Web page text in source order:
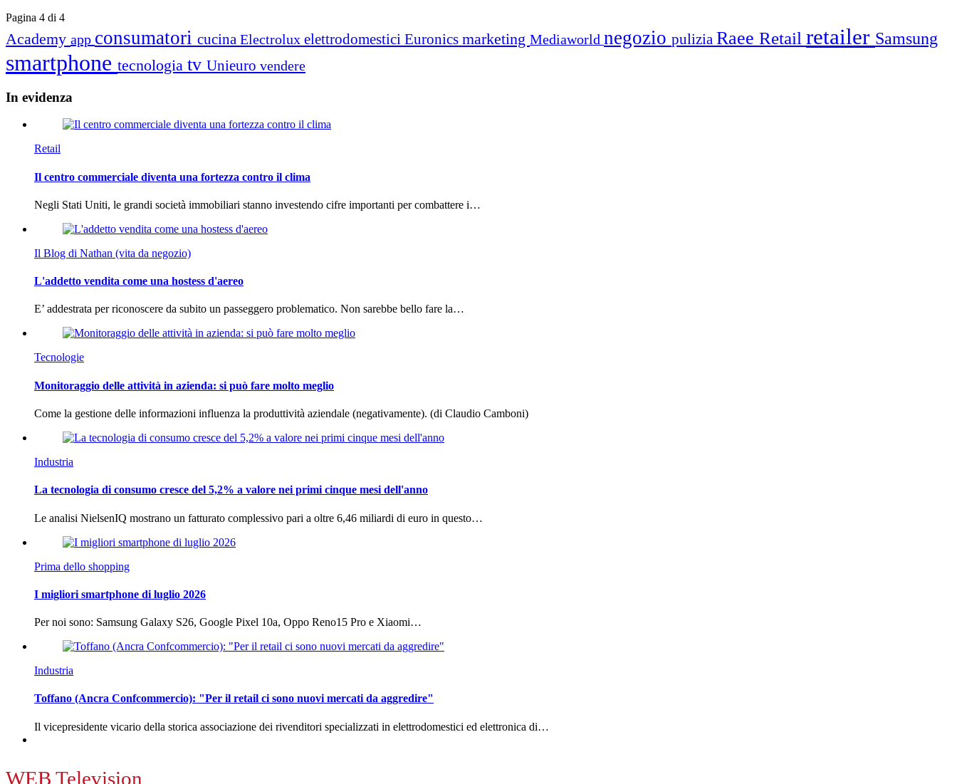
Pagina 4 di 4
Academy app consumatori cucina Electrolux elettrodomestici Euronics marketing Mediaworld negozio pulizia Raee Retail retailer Samsung
smartphone tecnologia tv Unieuro vendere
In evidenza
Retail
Il centro commerciale diventa una fortezza contro il clima
Negli Stati Uniti, le grandi società immobiliari stanno investendo cifre importanti per combattere i…
Il Blog di Nathan (vita da negozio)
L'addetto vendita come una hostess d'aereo
E’ addestrata per riconoscere da subito un passeggero problematico. Non sarebbe bello fare la…
Tecnologie
Monitoraggio delle attività in azienda: si può fare molto meglio
Come la gestione delle informazioni influenza la produttività aziendale (negativamente). (di Claudio Camboni)
Industria
La tecnologia di consumo cresce del 5,2% a valore nei primi cinque mesi dell'anno
Le analisi NielsenIQ mostrano un fatturato complessivo pari a oltre 6,46 miliardi di euro in questo…
Prima dello shopping
I migliori smartphone di luglio 2026
Per noi sono: Samsung Galaxy S26, Google Pixel 10a, Oppo Reno15 Pro e Xiaomi…
Industria
Toffano (Ancra Confcommercio): "Per il retail ci sono nuovi mercati da aggredire"
Il vicepresidente vicario della storica associazione dei rivenditori specializzati in elettrodomestici ed elettronica di…
WEB Television